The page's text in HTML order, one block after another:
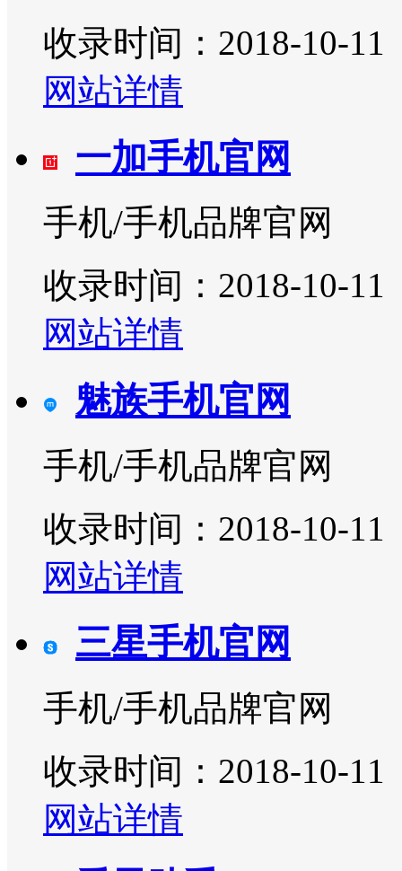
收录时间：2018-10-11
网站详情
一加手机官网
手机/手机品牌官网
收录时间：2018-10-11
网站详情
魅族手机官网
手机/手机品牌官网
收录时间：2018-10-11
网站详情
三星手机官网
手机/手机品牌官网
收录时间：2018-10-11
网站详情